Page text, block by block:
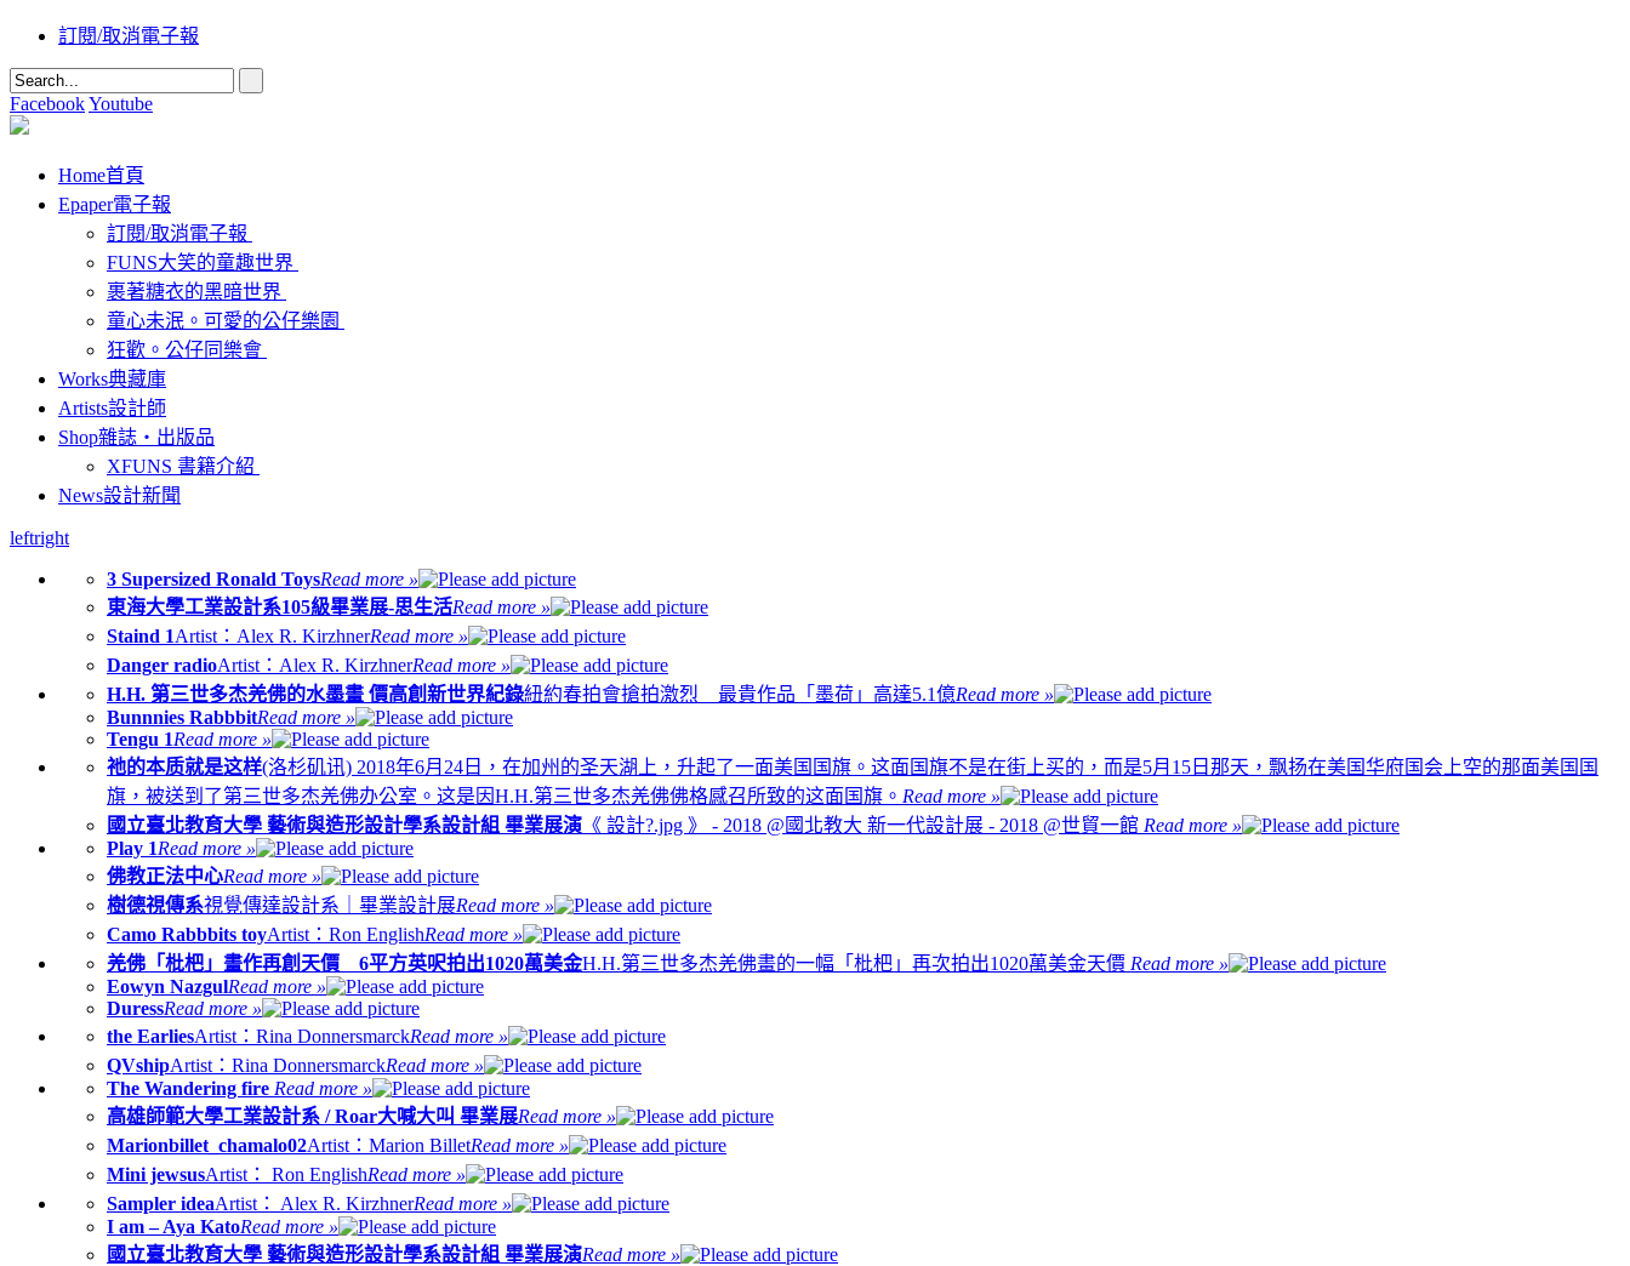
訂閱/取消電子報
FacebookYoutube
Home首頁
Epaper電子報
訂閱/取消電子報
FUNS大笑的童趣世界
裹著糖衣的黑暗世界
童心未泯。可愛的公仔樂園
狂歡。公仔同樂會
Works典藏庫
Artists設計師
Shop雜誌‧出版品
XFUNS 書籍介紹
News設計新聞
leftright
3 Supersized Ronald ToysRead more »
東海大學工業設計系105級畢業展-思生活Read more »
Staind 1Artist：Alex R. KirzhnerRead more »
Danger radioArtist：Alex R. KirzhnerRead more »
H.H. 第三世多杰羌佛的水墨畫 價高創新世界紀錄紐約春拍會搶拍激烈 最貴作品「墨荷」高達5.1億Read more »
Bunnnies RabbbitRead more »
Tengu 1Read more »
祂的本质就是这样(洛杉矶讯) 2018年6月24日，在加州的圣天湖上，升起了一面美国国旗。这面国旗不是在街上买的，而是5月15日那天，飘扬在美国华府国会上空的那面美国国
旗，被送到了第三世多杰羌佛办公室。这是因H.H.第三世多杰羌佛佛格感召所致的这面国旗。 Read more »
國立臺北教育大學 藝術與造形設計學系設計組 畢業展演 《 設計?.jpg 》 - 2018 @國北教大 新一代設計展 - 2018 @世貿一館 Read more »
Play 1Read more »
佛教正法中心Read more »
樹德視傳系視覺傳達設計系｜畢業設計展Read more »
Camo Rabbbits toyArtist：Ron EnglishRead more »
羌佛「枇杷」畫作再創天價 6平方英呎拍出1020萬美金H.H.第三世多杰羌佛畫的一幅「枇杷」再次拍出1020萬美金天價 Read more »
Eowyn NazgulRead more »
DuressRead more »
the EarliesArtist：Rina DonnersmarckRead more »
QVshipArtist：Rina DonnersmarckRead more »
The Wandering fire Read more »
高雄師範大學工業設計系 / Roar大喊大叫 畢業展Read more »
Marionbillet_chamalo02Artist：Marion BilletRead more »
Mini jewsusArtist： Ron EnglishRead more »
Sampler ideaArtist： Alex R. KirzhnerRead more »
I am – Aya KatoRead more »
國立臺北教育大學 藝術與造形設計學系設計組 畢業展演Read more »